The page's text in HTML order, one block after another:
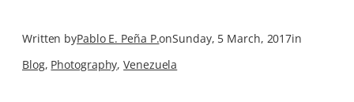
Written byPablo E. Peña P.onSunday, 5 March, 2017in
Blog, Photography, Venezuela